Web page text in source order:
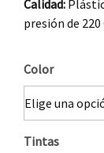
Calidad:
presión de 220
Color
Tintas